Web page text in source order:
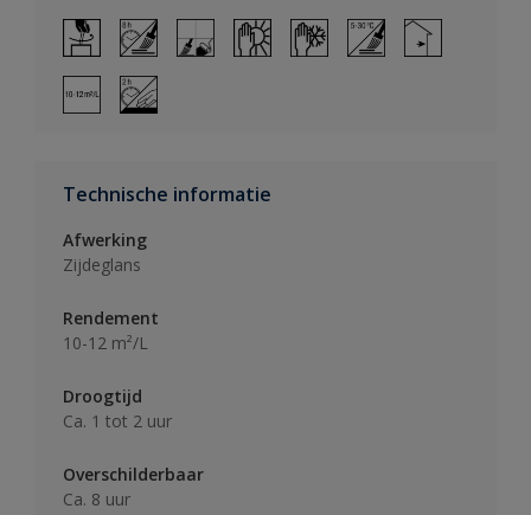
Technische informatie
Afwerking
Zijdeglans
Rendement
10-12 m²/L
Droogtijd
Ca. 1 tot 2 uur
Overschilderbaar
Ca. 8 uur